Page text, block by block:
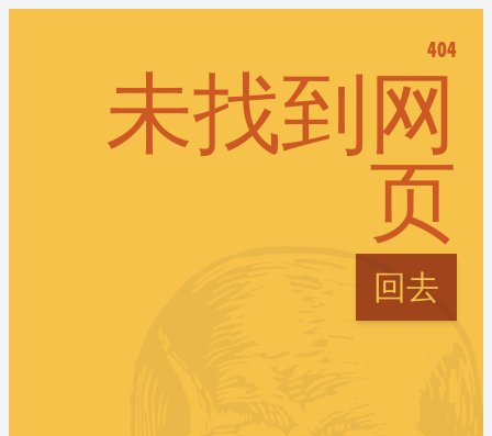
404
未找到网
页
回去